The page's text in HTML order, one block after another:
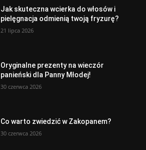
Jak skuteczna wcierka do włosów i
pielęgnacja odmienią twoją fryzurę?
21 lipca 2026
Oryginalne prezenty na wieczór
panieński dla Panny Młodej!
30 czerwca 2026
Co warto zwiedzić w Zakopanem?
30 czerwca 2026